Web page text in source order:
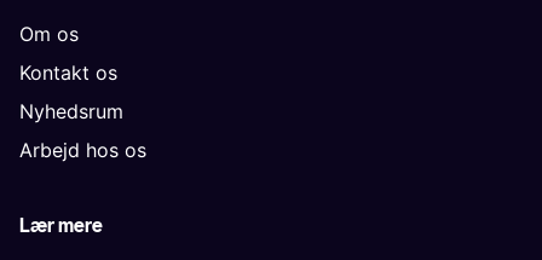
Om os
Kontakt os
Nyhedsrum
Arbejd hos os
Lær mere